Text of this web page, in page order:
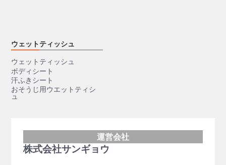
ウェットティッシュ
ウェットティッシュ
ボディシート
汗ふきシート
おそうじ用ウエットティシ
ュ
運営会社
株式会社サンギョウ